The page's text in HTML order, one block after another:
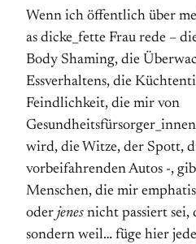
Wenn ich öffentlich über
as dicke_fette Frau rede –
Body Shaming, die
Essverhaltens, die
Feindlichkeit, die mir von
wird, die Witze, der Spott,
vorbeifahrenden Autos -,
Menschen, die mir
oder jenes nicht passiert
sondern weil… füge hier